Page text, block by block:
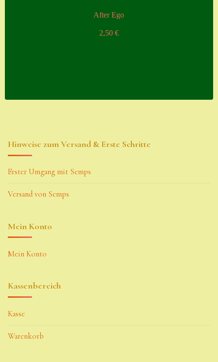
After Ego
2,50 €
Hinweise zum Versand & Erste Schritte
Erster Umgang mit Semps
Versand von Semps
Mein Konto
Mein Konto
Kassenbereich
Kasse
Warenkorb